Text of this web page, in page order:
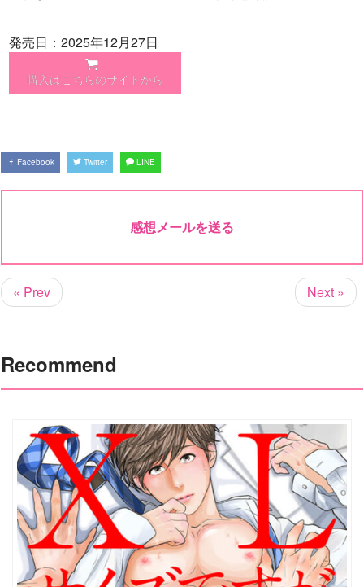
発売日：2025年12月27日
購入はこちらのサイトから
Facebook Twitter LINE
感想メールを送る
« Prev Next »
Recommend